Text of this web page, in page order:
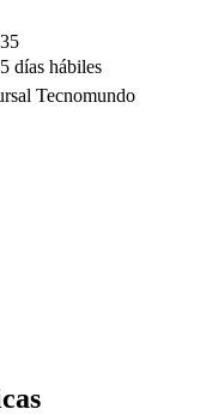
días hábiles
Tecnomundo